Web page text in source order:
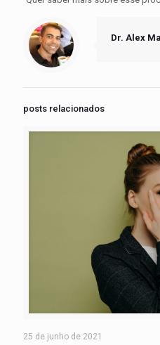
Dr. Alex
posts relacionados
25 de junho de 2021